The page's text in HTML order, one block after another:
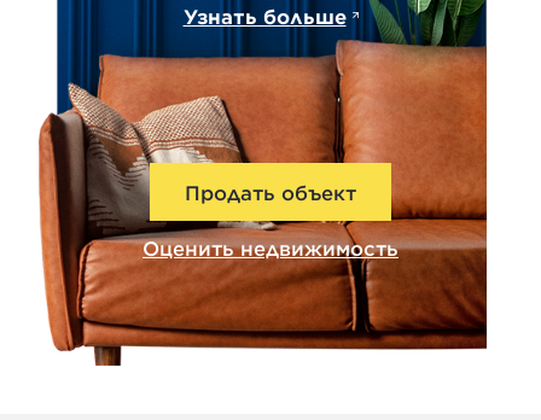
Узнать больше
Продать объект
Оценить недвижимость